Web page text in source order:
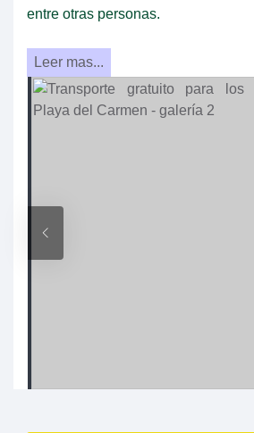
entre otras personas.
Leer mas...